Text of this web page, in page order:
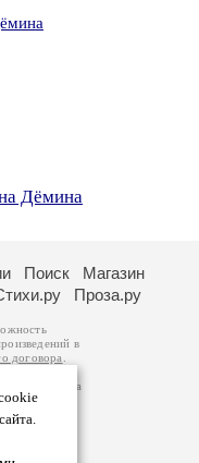
Дёмина
Поиск
Магазин
Проза.ру
в
договора
авторам
возможна
за
на